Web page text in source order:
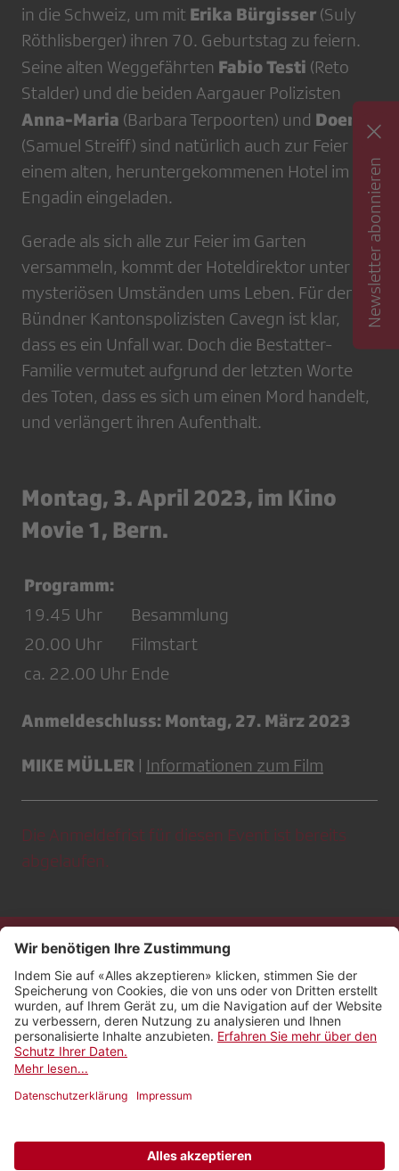
in die Schweiz, um mit Erika Bürgisser (Suly
Röthlisberger) ihren 70. Geburtstag zu feiern.
Seine alten Weggefährten Fabio Testi (Reto
Stalder) und die beiden Aargauer Polizisten
Anna-Maria (Barbara Terpoorten) und Doerig
(Samuel Streiff) sind natürlich auch zur Feier in
einem alten, heruntergekommenen Hotel im
Engadin eingeladen.
Gerade als sich alle zur Feier im Garten
versammeln, kommt der Hoteldirektor unter
mysteriösen Umständen ums Leben. Für den
Bündner Kantonspolizisten Cavegn ist klar,
dass es ein Unfall war. Doch die Bestatter-
Familie vermutet aufgrund der letzten Worte
des Toten, dass es sich um einen Mord handelt,
und verlängert ihren Aufenthalt.
Montag, 3. April 2023, im Kino
Movie 1, Bern.
Programm:
19.45 Uhr
Besammlung
20.00 Uhr
Filmstart
ca. 22.00 Uhr Ende
Anmeldeschluss: Montag, 27. März 2023
MIKE MÜLLER | Informationen zum Film
Die Anmeldefrist für diesen Event ist bereits
abgelaufen.
Newsletter abonnieren
Kontakt
Impressum
Rechtliches
Netiquette